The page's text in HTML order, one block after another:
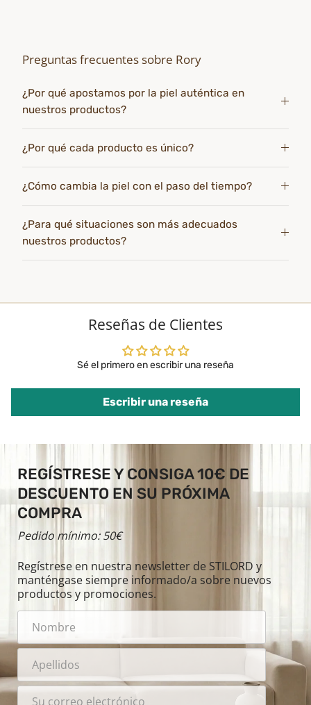
Preguntas frecuentes sobre Rory
¿Por qué apostamos por la piel auténtica en
nuestros productos?
¿Por qué cada producto es único?
¿Cómo cambia la piel con el paso del tiempo?
¿Para qué situaciones son más adecuados
nuestros productos?
Reseñas de Clientes
Sé el primero en escribir una reseña
Escribir una reseña
REGÍSTRESE Y CONSIGA 10€ DE
DESCUENTO EN SU PRÓXIMA
COMPRA
Pedido mínimo: 50€
Regístrese en nuestra newsletter de STILORD y
manténgase siempre informado/a sobre nuevos
productos y promociones.